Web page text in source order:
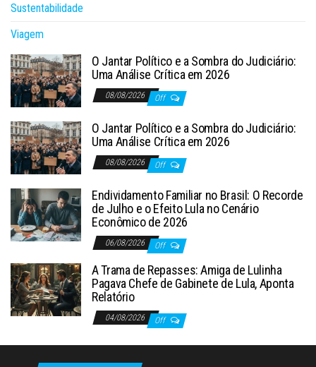
Sustentabilidade
Viagem
O Jantar Político e a Sombra do Judiciário:
Uma Análise Crítica em 2026
08/08/2026 Off
O Jantar Político e a Sombra do Judiciário:
Uma Análise Crítica em 2026
08/08/2026 Off
Endividamento Familiar no Brasil: O Recorde
de Julho e o Efeito Lula no Cenário
Econômico de 2026
06/08/2026 Off
A Trama de Repasses: Amiga de Lulinha
Pagava Chefe de Gabinete de Lula, Aponta
Relatório
04/08/2026 Off